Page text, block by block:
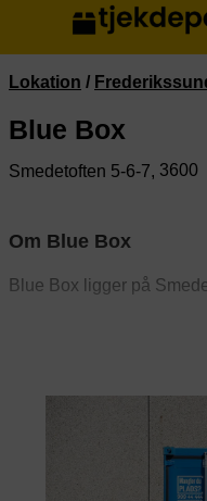
Lokation /
Blue Box
Smedetoften 5-6-7, 3600
Om Blue Box
Blue Box ligger på